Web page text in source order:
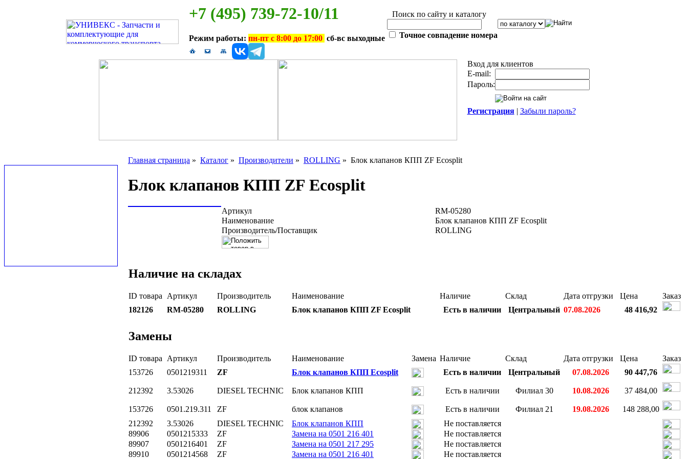
+7 (495) 739-72-10/11
Режим работы: пн-пт с 8:00 до 17:00 сб-вс выходные
Поиск по сайту и каталогу
Точное совпадение номера
Вход для клиентов
E-mail:
Пароль:
Регистрация| Забыли пароль?
Главная страница » Каталог » Производители » ROLLING » Блок клапанов КПП ZF Ecosplit
Блок клапанов КПП ZF Ecosplit
Артикул
RM-05280
Наименование
Блок клапанов КПП ZF Ecosplit
Производитель/Поставщик
ROLLING
Наличие на складах
ID товара Артикул Производитель Наименование Наличие Склад Дата отгрузки Цена
Заказ
182126
RM-05280 ROLLING Блок клапанов КПП ZF Ecosplit Есть в наличии Центральный 07.08.2026 48 416,92
Замены
ID товара Артикул Производитель Наименование Замена Наличие Склад Дата отгрузки Цена
Заказ
153726
0501219311 ZF Блок клапанов КПП Ecosplit Есть в наличии Центральный 07.08.2026 90 447,76
212392 3.53026 DIESEL TECHNIC Блок клапанов КПП Есть в наличии Филиал 30 10.08.2026 37 484,00
153726 0501.219.311 ZF блок клапанов Есть в наличии Филиал 21 19.08.2026
148 288,00
212392
3.53026 DIESEL TECHNIC Блок клапанов КПП
Не поставляется
89906
0501215333 ZF Замена на 0501 216 401
Не поставляется
89907
0501216401 ZF Замена на 0501 217 295
Не поставляется
89910
0501214568 ZF Замена на 0501 216 401 Не поставляется